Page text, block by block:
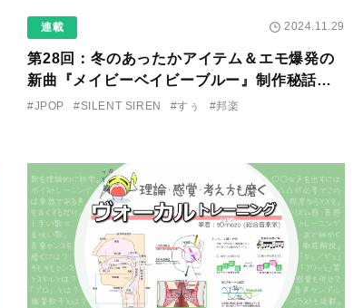
連載 2024.11.29
第28回：冬のあったかアイテム＆エモ爆発の
新曲『メイビーベイビーブルー』制作秘話〜
SILENT SIREN・すぅ『この季節が終わる前
#JPOP #SILENT SIREN #すぅ #邦楽